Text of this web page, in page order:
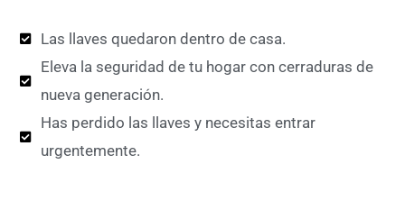
Las llaves quedaron dentro de casa.
Eleva la seguridad de tu hogar con cerraduras de
nueva generación.
Has perdido las llaves y necesitas entrar
urgentemente.